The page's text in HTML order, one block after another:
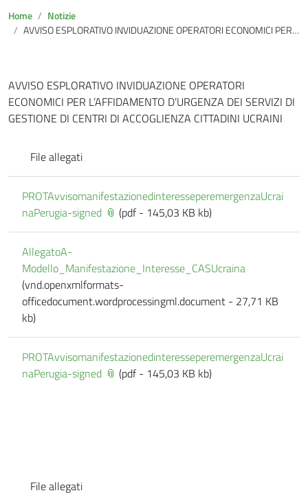
Home
Notizie
AVVISO ESPLORATIVO INVIDUAZIONE OPERATORI ECONOMICI PER L’AFFIDAMENTO D’URGENZA DEI SERVIZI DI GESTIONE DI CENTRI DI ACCOGLIENZA CITTADINI UCRAINI
AVVISO ESPLORATIVO INVIDUAZIONE OPERATORI
ECONOMICI PER L’AFFIDAMENTO D’URGENZA DEI SERVIZI DI
GESTIONE DI CENTRI DI ACCOGLIENZA CITTADINI UCRAINI
File allegati
PROTAvvisomanifestazionedinteresseperemergenzaUcrai
naPerugia-signed
(pdf - 145,03 KB kb)
AllegatoA-
Modello_Manifestazione_Interesse_CASUcraina
(vnd.openxmlformats-
officedocument.wordprocessingml.document - 27,71 KB
kb)
PROTAvvisomanifestazionedinteresseperemergenzaUcrai
naPerugia-signed
(pdf - 145,03 KB kb)
File allegati